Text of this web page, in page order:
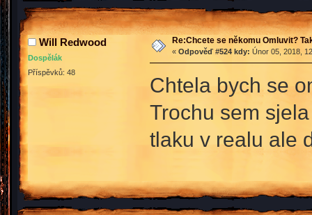
Will Redwood
Dospělák
Příspěvků: 48
Re:Chcete se někomu Omluvit?
« Odpověď #524 kdy: Únor 05, 2018,
Chtela bych se
Trochu sem
tlaku v realu ale